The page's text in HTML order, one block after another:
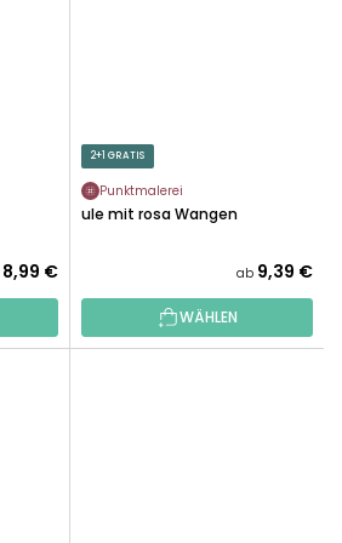
8,99 €
2+1 GRATIS
Punktmalerei
Eule mit rosa Wangen
ab 9,39 €
WÄHLEN